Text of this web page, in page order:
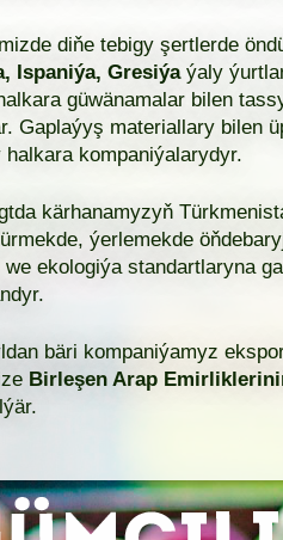
diňe tebigy şertlerde
Ispaniýa, Gresiýaýaly
güwänamalar bilen
Gaplaýyş materiallary bilen
halkara kompaniýalarydyr.
kärhanamyzyň
ýerlemekde
we ekologiýa standartlaryna
bäri kompaniýamyz
Birleşen Arap